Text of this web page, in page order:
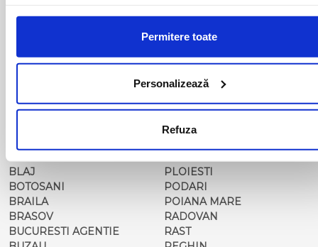
Permitere toate
Personalizează
Refuza
BAILE HERCULANE
BALS-IS
BALS-OT
BECHET
BLAJ
BOTOSANI
BRAILA
BRASOV
BUCURESTI AGENTIE
ORADEA
PASCANI
PERICEI
PETROSANI
PIATRA NEAMT
PLOIESTI
PODARI
POIANA MARE
RADOVAN
RAST